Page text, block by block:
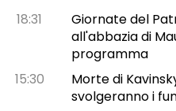
18:31
Giornate del
all'abbazia di
programma
15:30
Morte di
svolgeranno i